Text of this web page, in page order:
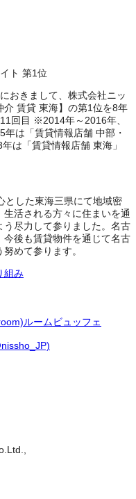
おきまして、株式会社ニッ
介 賃貸 東海】の第1位を8年
回目 ※2014年～2016年、
は「賃貸情報店舗 中部・
は「賃貸情報店舗 東海」
とした東海三県にて地域密
活される方々に住まいを通
う尽力して参りました。名古
後も賃貸物件を通じて名古
めて参ります。
組み
ルームビュッフェ